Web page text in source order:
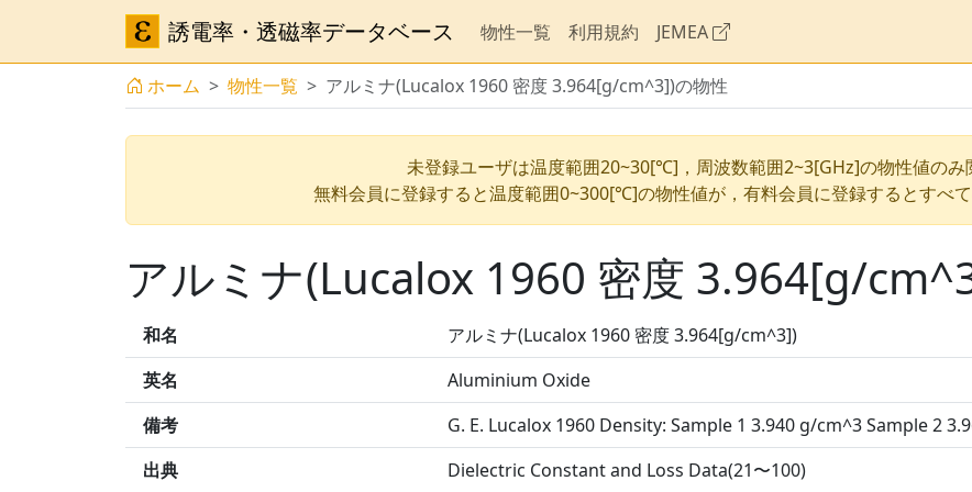
誘電率・透磁率データベース 物性一覧 利用規約 JEMEA
ホーム 物性一覧 アルミナ(Lucalox 1960 密度 3.964[g/cm^3])の物性
未登録ユーザは温度範囲20~30[℃]，周波数範囲2~3[GHz]の物性値のみ
無料会員に登録すると温度範囲0~300[℃]の物性値が，有料会員に登録するとすべ
アルミナ(Lucalox 1960 密度 3.964[g/
和名
アルミナ(Lucalox 1960 密度 3.964[g/cm^3])
英名
Aluminium Oxide
備考
G. E. Lucalox 1960 Density: Sample 1 3.940 g/cm^3 Sample 2
出典
Dielectric Constant and Loss Data(21〜100)